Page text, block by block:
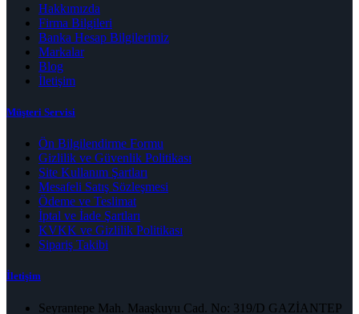
Hakkımızda
Firma Bilgileri
Banka Hesap Bilgilerimiz
Markalar
Blog
İletişim
Müşteri Servisi
Ön Bilgilendirme Formu
Gizlilik ve Güvenlik Politikası
Site Kullanım Şartları
Mesafeli Satış Sözleşmesi
Ödeme ve Teslimat
İptal ve İade Şartları
KVKK ve Gizlilik Politikası
Sipariş Takibi
İletişim
Seyrantepe Mah. Maaşkuyu Cad. No: 319/D GAZİANTEP